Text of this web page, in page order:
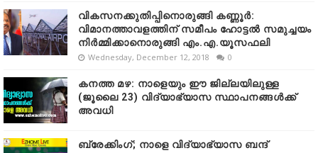
വികസനക്കുതിപ്പിനൊരുങ്ങി കണ്ണൂർ:
വിമാനത്താവളത്തിന് സമീപം ഹോട്ടൽ സമുച്ചയം
നിർമ്മിക്കാനൊരുങ്ങി എം.എ.യൂസഫലി
Wednesday, December 12, 2018 0
കനത്ത മഴ: നാളെയും ഈ ജില്ലയിലുള്ള
(ജൂലൈ 23) വിദ്യാഭ്യാസ സ്ഥാപനങ്ങൾക്ക്
അവധി
ബ്രേക്കിംഗ്; നാളെ വിദ്യാഭ്യാസ ബന്ദ്